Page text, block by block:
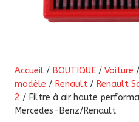
Accueil / BOUTIQUE / Voiture /
modèle / Renault / Renault
2 / Filtre à air haute
Mercedes-Benz/Renault